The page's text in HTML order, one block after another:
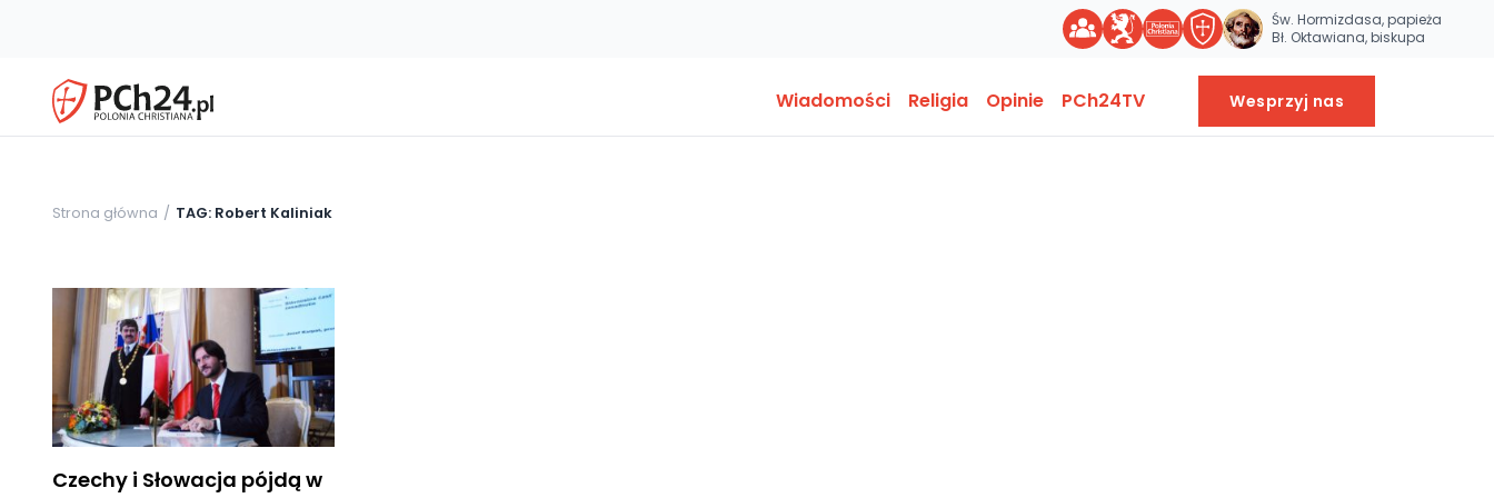
Św. Hormizdasa, papieża
Bł. Oktawiana, biskupa
Wiadomości Religia Opinie PCh24TV Wesprzyj nas
Strona główna TAG: Robert Kaliniak
Czechy i Słowacja pójdą w